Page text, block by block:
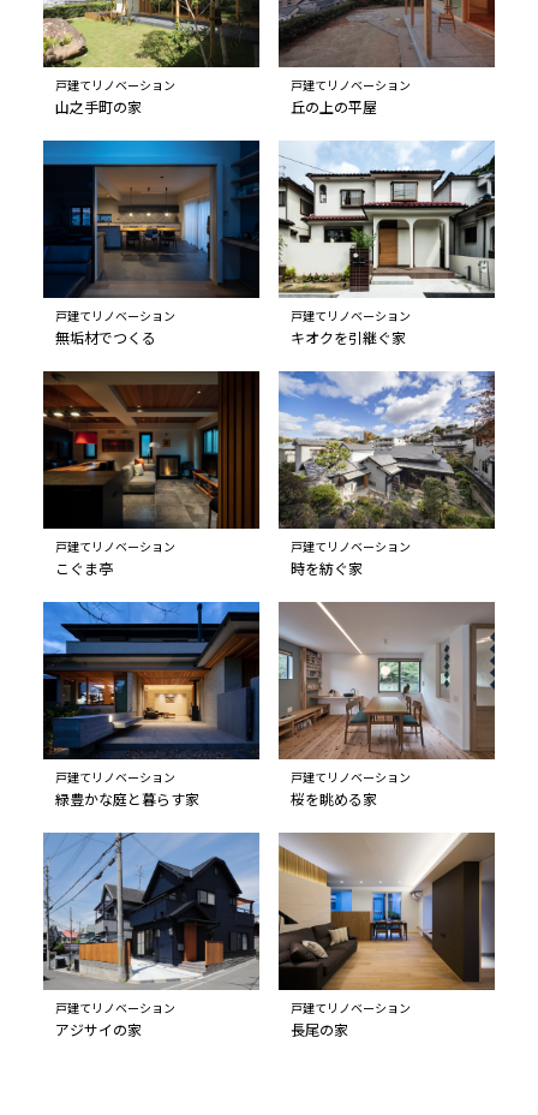
戸建てリノベーション
山之手町の家
戸建てリノベーション
丘の上の平屋
戸建てリノベーション
無垢材でつくる
戸建てリノベーション
キオクを引継ぐ家
戸建てリノベーション
こぐま亭
戸建てリノベーション
時を紡ぐ家
戸建てリノベーション
緑豊かな庭と暮らす家
戸建てリノベーション
桜を眺める家
戸建てリノベーション
アジサイの家
戸建てリノベーション
長尾の家